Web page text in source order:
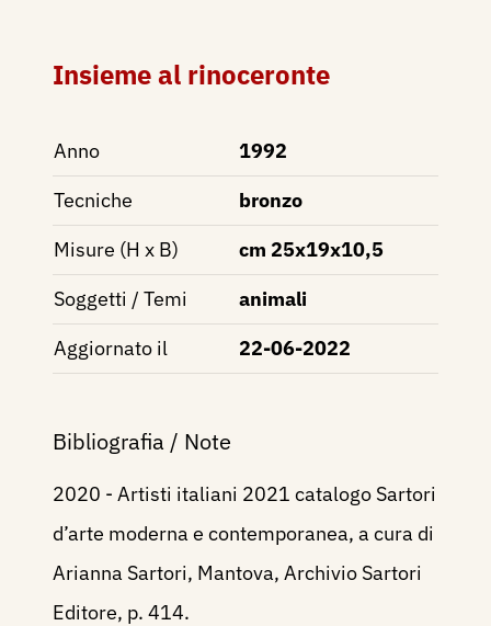
Insieme al rinoceronte
Anno
1992
Tecniche
bronzo
Misure (H x B)
cm 25x19x10,5
Soggetti / Temi
animali
Aggiornato il
22-06-2022
Bibliografia / Note
2020 - Artisti italiani 2021 catalogo Sartori
d’arte moderna e contemporanea, a cura di
Arianna Sartori, Mantova, Archivio Sartori
Editore, p. 414.